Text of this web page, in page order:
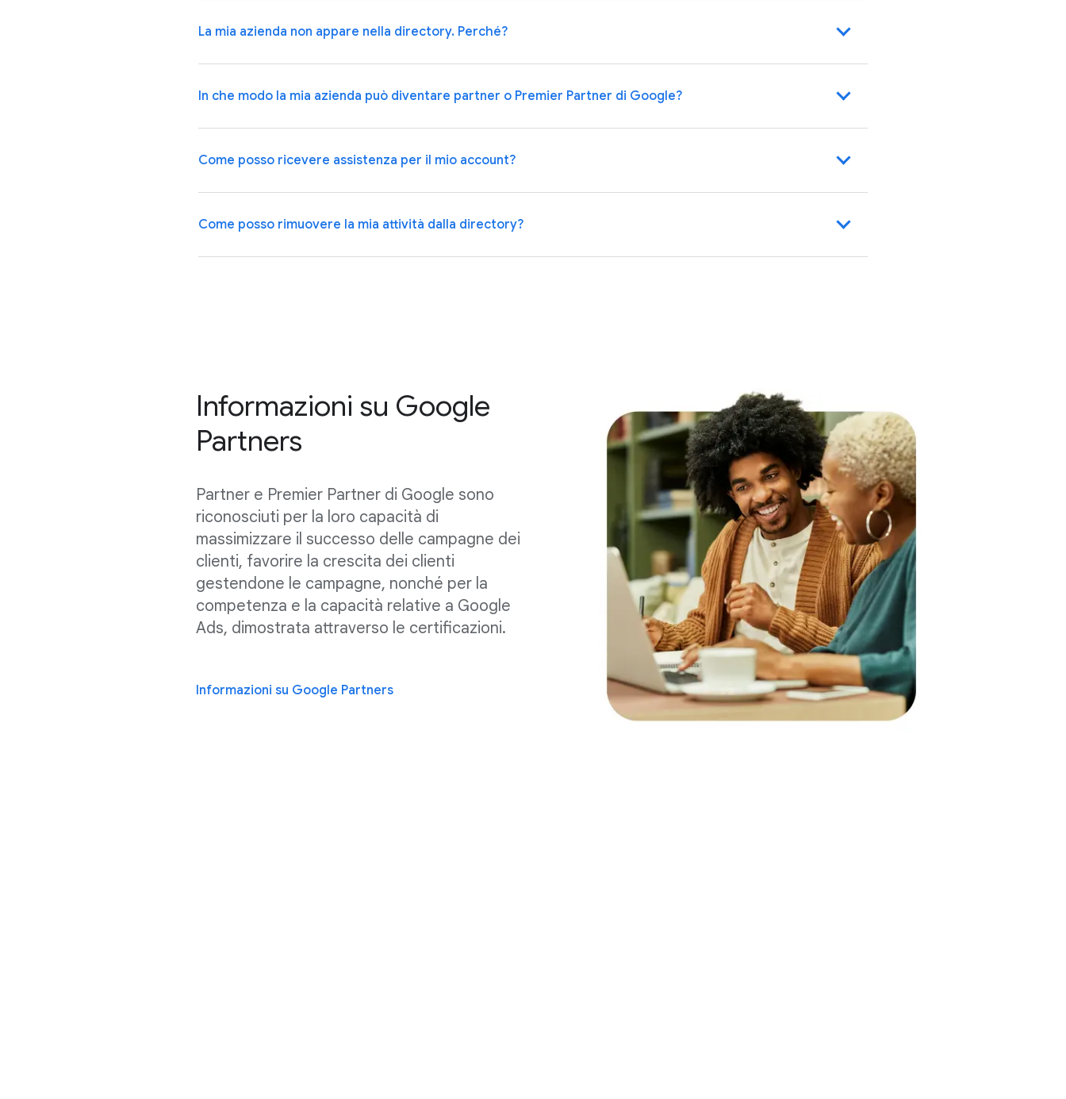
La mia azienda non appare nella directory. Perché?
In che modo la mia azienda può diventare partner o Premier Partner di Google?
Come posso ricevere assistenza per il mio account?
Come posso rimuovere la mia attività dalla directory?
Informazioni su Google
Partners
Partner e Premier Partner di Google sono
riconosciuti per la loro capacità di
massimizzare il successo delle campagne dei
clienti, favorire la crescita dei clienti
gestendone le campagne, nonché per la
competenza e la capacità relative a Google
Ads, dimostrata attraverso le certificazioni.
Informazioni su Google Partners